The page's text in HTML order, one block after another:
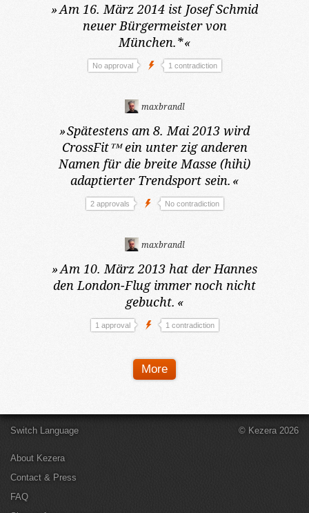
»Am 16. März 2014 ist Josef Schmid
neuer Bürgermeister von
München.*«
No approval 1 contradiction
maxbrandl
»Spätestens am 8. Mai 2013 wird
CrossFit™ ein unter zig anderen
Namen für die breite Masse (hihi)
adaptierter Trendsport sein. «
2 approvals No contradiction
maxbrandl
»Am 10. März 2013 hat der Hannes
den London-Flug immer noch nicht
gebucht. «
1 approval 1 contradiction
More
Switch Language
About Kezera
Contact & Press
FAQ
© Kezera 2026